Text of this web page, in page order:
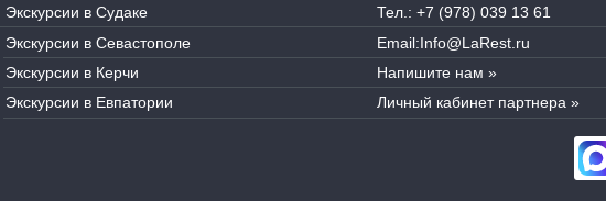
Тел.: +7 (978) 039 13 61
Email:Info@LaRest.ru
Напишите нам »
Личный кабинет партнера »
Экскурсии в Судаке
Экскурсии в Севастополе
Экскурсии в Керчи
Экскурсии в Евпатории